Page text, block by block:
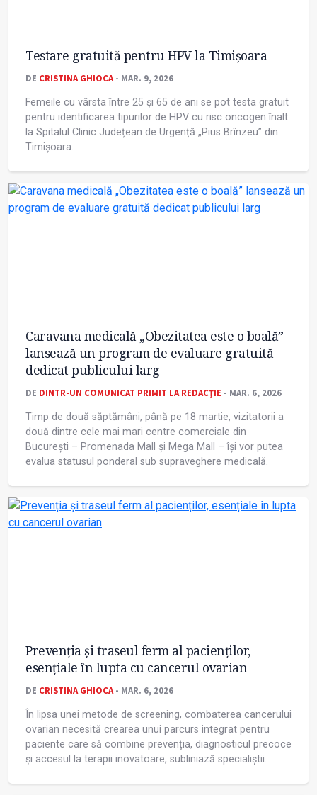
Testare gratuită pentru HPV la Timișoara
DE CRISTINA GHIOCA- MAR. 9, 2026
Femeile cu vârsta între 25 și 65 de ani se pot testa gratuit
pentru identificarea tipurilor de HPV cu risc oncogen înalt
la Spitalul Clinic Județean de Urgență „Pius Brînzeu” din
Timișoara.
Caravana medicală „Obezitatea este o boală”
lansează un program de evaluare gratuită
dedicat publicului larg
DE DINTR-UN COMUNICAT PRIMIT LA REDACŢIE - MAR. 6, 2026
Timp de două săptămâni, până pe 18 martie, vizitatorii a
două dintre cele mai mari centre comerciale din
București – Promenada Mall și Mega Mall – își vor putea
evalua statusul ponderal sub supraveghere medicală.
Prevenția și traseul ferm al pacienților,
esențiale în lupta cu cancerul ovarian
DE CRISTINA GHIOCA- MAR. 6, 2026
În lipsa unei metode de screening, combaterea cancerului
ovarian necesită crearea unui parcurs integrat pentru
paciente care să combine prevenția, diagnosticul precoce
și accesul la terapii inovatoare, subliniază specialiștii.